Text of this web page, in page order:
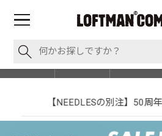
【NEEDLESの別注】50周